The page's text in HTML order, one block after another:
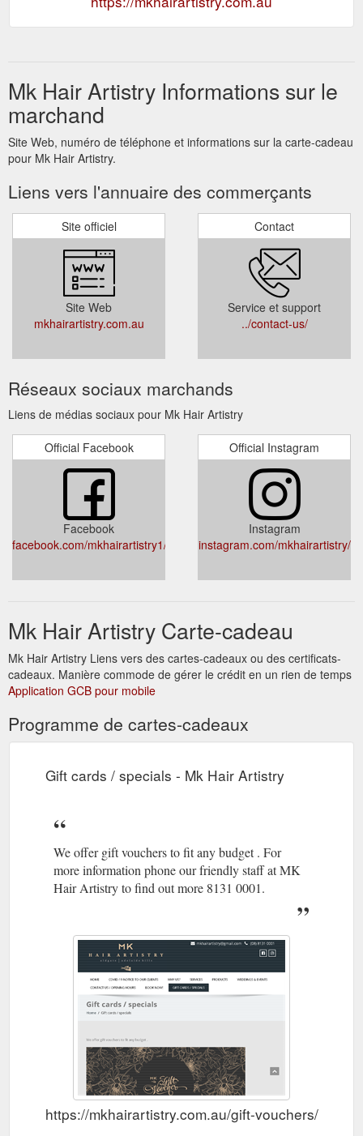
Mk Hair Artistry Informations sur le
marchand
Site Web, numéro de téléphone et informations sur la carte-cadeau
pour Mk Hair Artistry.
Liens vers l'annuaire des commerçants
Site officiel
Site Web
mkhairartistry.com.au
Contact
Service et support
../contact-us/
Réseaux sociaux marchands
Liens de médias sociaux pour Mk Hair Artistry
Official Facebook
Facebook
facebook.com/mkhairartistry1/
Official Instagram
Instagram
instagram.com/mkhairartistry/
Mk Hair Artistry Carte-cadeau
Mk Hair Artistry Liens vers des cartes-cadeaux ou des certificats-
cadeaux. Manière commode de gérer le crédit en un rien de temps
Application GCB pour mobile
Programme de cartes-cadeaux
Gift cards / specials - Mk Hair Artistry
We offer gift vouchers to fit any budget . For
more information phone our friendly staff at MK
Hair Artistry to find out more 8131 0001.
https://mkhairartistry.com.au/gift-vouchers/